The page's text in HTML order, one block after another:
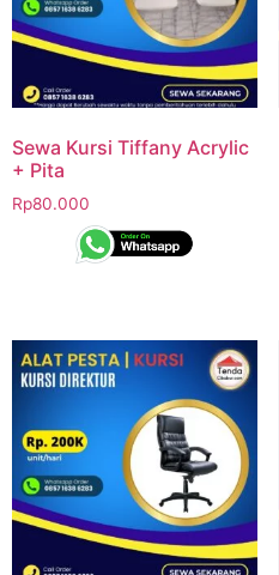
Sewa Kursi Tiffany Acrylic
+ Pita
Rp80.000